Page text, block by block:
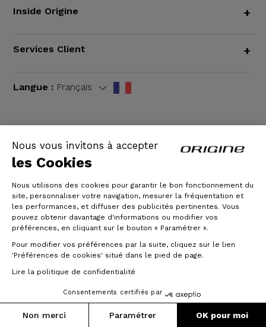
Nous vous invitons à accepter
les Cookies
Nous utilisons des cookies pour garantir le bon fonctionnement du
site, personnaliser votre navigation, mesurer la fréquentation et
les performances, et diffuser des publicités pertinentes. Vous
pouvez obtenir davantage d'informations ou modifier vos
préférences, en cliquant sur le bouton « Paramétrer ».
Pour modifier vos préférences par la suite, cliquez sur le lien
'Préférences de cookies' situé dans le pied de page.
Lire la politique de confidentialité
Consentements certifiés par
Non merci Paramétrer OK pour moi
Prix :
2 606 €
Poids :
9.04 kg Ajouter au panier
Inside Origine +
Services Client +
Langue : Français
CGV | Mentions légales
© Origine Cycles